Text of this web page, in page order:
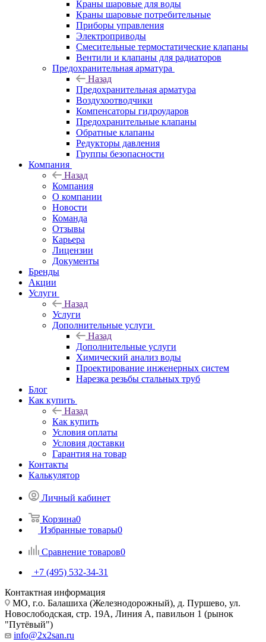
Краны шаровые для воды
Краны шаровые потребительные
Приборы управления
Электроприводы
Смесительные термостатические клапаны
Вентили и клапаны для радиаторов
Предохранительная арматура
Назад
Предохранительная арматура
Воздухоотводчики
Компенсаторы гидроударов
Предохранительные клапаны
Обратные клапаны
Редукторы давления
Группы безопасности
Компания
Назад
Компания
О компании
Новости
Команда
Отзывы
Карьера
Лицензии
Документы
Бренды
Акции
Услуги
Назад
Услуги
Дополнительные услуги
Назад
Дополнительные услуги
Химический анализ воды
Проектирование инженерных систем
Нарезка резьбы стальных труб
Блог
Как купить
Назад
Как купить
Условия оплаты
Условия доставки
Гарантия на товар
Контакты
Калькулятор
Личный кабинет
Корзина0
Избранные товары0
Сравнение товаров0
+7 (495) 532‑34‑31
Контактная информация
МО, г.о. Балашиха (Железнодорожный), д. Пуршево, ул.
Новослободская, стр. 19А, Линия А, павильон 1 (рынок
"Путёвый")
info@2x2san.ru